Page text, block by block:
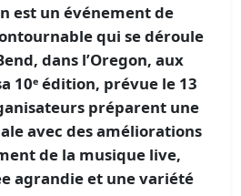
est un événement de
qui se déroule
dans l’Oregon, aux
10ᵉ édition, prévue le 13
préparent une
avec des améliorations
de la musique live,
agrandie et une variété